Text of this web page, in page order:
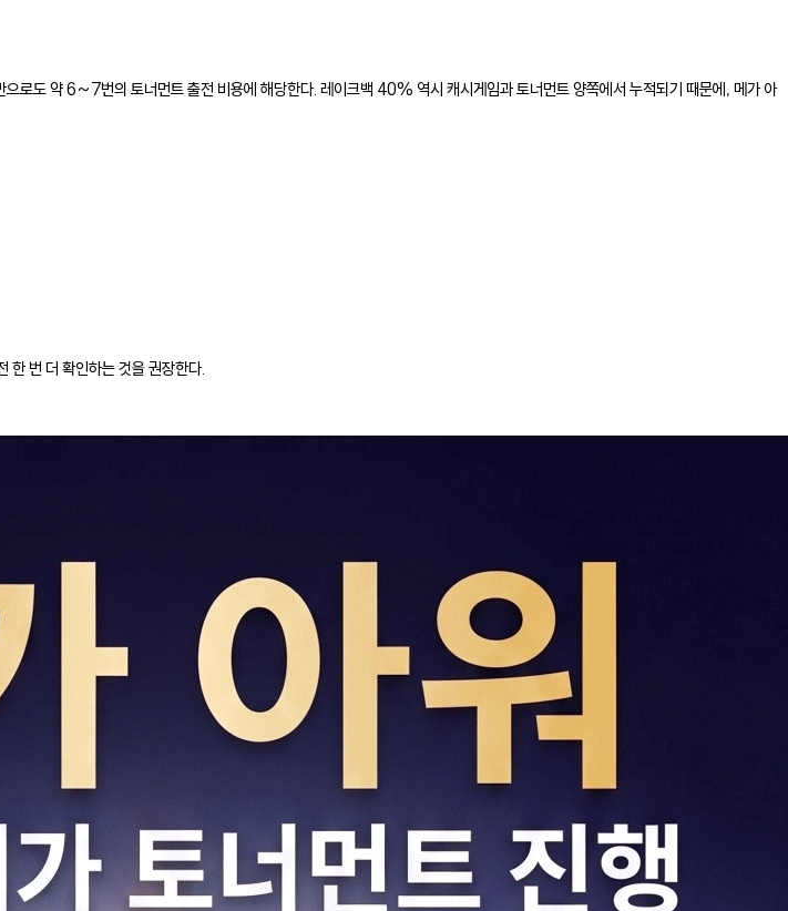
로도 약 6~7번의 토너먼트 출전 비용에 해당한다. 레이크백 40% 역시 캐시게임과 토너먼트 양쪽에서 누적되기 때문에, 메가 아
번 더 확인하는 것을 권장한다.